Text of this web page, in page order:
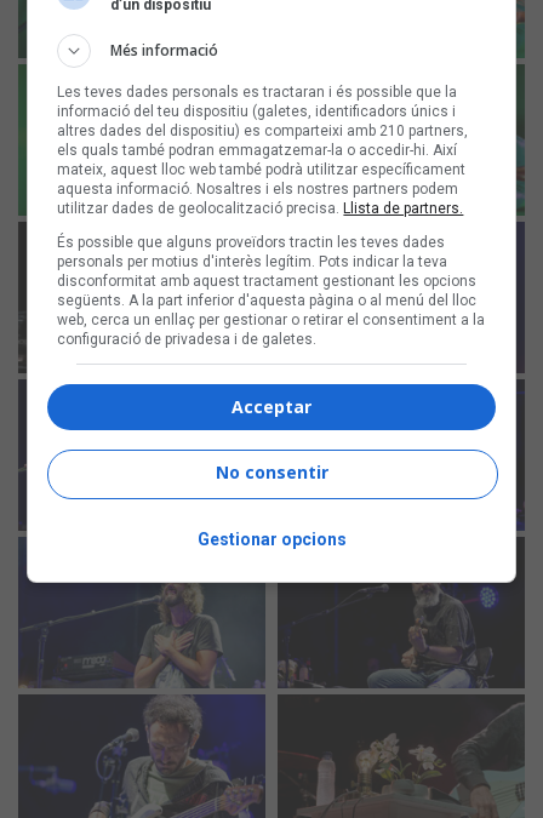
d’un dispositiu
Més informació
Les teves dades personals es tractaran i és possible que la
informació del teu dispositiu (galetes, identificadors únics i
altres dades del dispositiu) es comparteixi amb 210 partners,
els quals també podran emmagatzemar-la o accedir-hi. Així
mateix, aquest lloc web també podrà utilitzar específicament
aquesta informació. Nosaltres i els nostres partners podem
utilitzar dades de geolocalització precisa. Llista de partners.
És possible que alguns proveïdors tractin les teves dades
personals per motius d'interès legítim. Pots indicar la teva
disconformitat amb aquest tractament gestionant les opcions
següents. A la part inferior d'aquesta pàgina o al menú del lloc
web, cerca un enllaç per gestionar o retirar el consentiment a la
configuració de privadesa i de galetes.
Acceptar
No consentir
Gestionar opcions